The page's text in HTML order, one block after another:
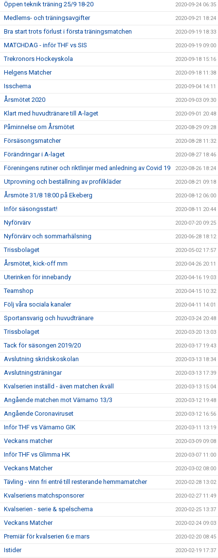
Öppen teknik träning 25/9 18-20 2020-09-24 06:35
Medlems- och träningsavgifter 2020-09-21 18:24
Bra start trots förlust i första träningsmatchen 2020-09-19 18:33
MATCHDAG - inför THF vs SIS 2020-09-19 09:00
Trekronors Hockeyskola 2020-09-18 15:16
Helgens Matcher 2020-09-18 11:38
Isschema 2020-09-04 14:11
Årsmötet 2020 2020-09-03 09:30
Klart med huvudtränare till A-laget 2020-09-01 20:48
Påminnelse om Årsmötet 2020-08-29 09:28
Försäsongsmatcher 2020-08-28 11:32
Förändringar i A-laget 2020-08-27 18:46
Föreningens rutiner och riktlinjer med anledning av Covid 19 2020-08-26 18:24
Utprovning och beställning av profilkläder 2020-08-21 09:18
Årsmöte 31/8 18:00 på Ekeberg 2020-08-12 06:00
Inför säsongsstart! 2020-08-11 20:44
Nyförvärv 2020-07-20 09:25
Nyförvärv och sommarhälsning 2020-06-28 18:12
Trissbolaget 2020-05-02 17:57
Årsmötet, kick-off mm 2020-04-26 20:11
Uterinken för innebandy 2020-04-16 19:03
Teamshop 2020-04-15 10:32
Följ våra sociala kanaler 2020-04-11 14:01
Sportansvarig och huvudtränare 2020-03-24 20:48
Trissbolaget 2020-03-20 13:03
Tack för säsongen 2019/20 2020-03-17 19:43
Avslutning skridskoskolan 2020-03-13 18:34
Avslutningsträningar 2020-03-13 17:39
Kvalserien inställd - även matchen ikväll 2020-03-13 15:04
Angående matchen mot Värnamo 13/3 2020-03-12 19:48
Angående Coronaviruset 2020-03-12 16:56
Inför THF vs Värnamo GIK 2020-03-11 13:19
Veckans matcher 2020-03-09 09:08
Inför THF vs Glimma HK 2020-03-07 11:00
Veckans Matcher 2020-03-02 08:00
Tävling - vinn fri entré till resterande hemmamatcher 2020-02-28 13:02
Kvalseriens matchsponsorer 2020-02-27 11:49
Kvalserien - serie & spelschema 2020-02-25 13:37
Veckans Matcher 2020-02-24 09:03
Premiär för kvalserien 6:e mars 2020-02-20 08:45
Istider 2020-02-19 17:37